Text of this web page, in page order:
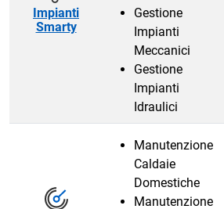
Impianti
Smarty
Gestione
Impianti
Meccanici
Gestione
Impianti
Idraulici
Manutenzione
Caldaie
Domestiche
Manutenzione